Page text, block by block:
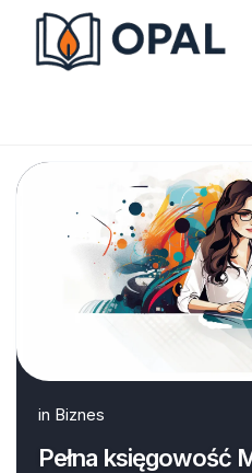
content
in Biznes
Pełna księgowość